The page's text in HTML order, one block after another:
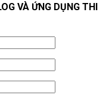
VÀ ỨNG DỤNG THI